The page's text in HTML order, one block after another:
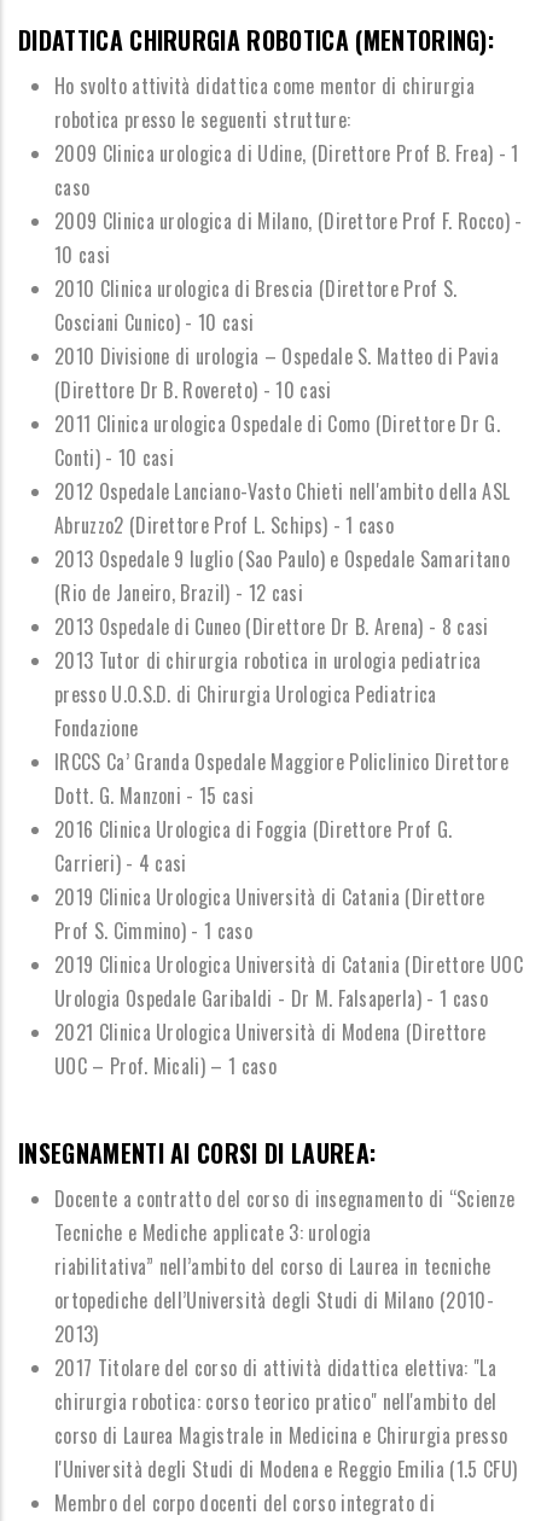
DIDATTICA CHIRURGIA ROBOTICA (MENTORING):
Ho svolto attività didattica come mentor di chirurgia
robotica presso le seguenti strutture:
2009 Clinica urologica di Udine, (Direttore Prof B. Frea) - 1
caso
2009 Clinica urologica di Milano, (Direttore Prof F. Rocco) -
10 casi
2010 Clinica urologica di Brescia (Direttore Prof S.
Cosciani Cunico) - 10 casi
2010 Divisione di urologia – Ospedale S. Matteo di Pavia
(Direttore Dr B. Rovereto) - 10 casi
2011 Clinica urologica Ospedale di Como (Direttore Dr G.
Conti) - 10 casi
2012 Ospedale Lanciano-Vasto Chieti nell'ambito della ASL
Abruzzo2 (Direttore Prof L. Schips) - 1 caso
2013 Ospedale 9 luglio (Sao Paulo) e Ospedale Samaritano
(Rio de Janeiro, Brazil) - 12 casi
2013 Ospedale di Cuneo (Direttore Dr B. Arena) - 8 casi
2013 Tutor di chirurgia robotica in urologia pediatrica
presso U.O.S.D. di Chirurgia Urologica Pediatrica
Fondazione
IRCCS Ca’Granda Ospedale Maggiore Policlinico Direttore
Dott. G. Manzoni - 15 casi
2016 Clinica Urologica di Foggia (Direttore Prof G.
Carrieri) - 4 casi
2019 Clinica Urologica Università di Catania (Direttore
Prof S. Cimmino) - 1 caso
2019 Clinica Urologica Università di Catania (Direttore UOC
Urologia Ospedale Garibaldi - Dr M. Falsaperla) - 1 caso
2021 Clinica Urologica Università di Modena (Direttore
UOC – Prof. Micali) – 1 caso
INSEGNAMENTI AI CORSI DI LAUREA:
Docente a contratto del corso di insegnamento di “Scienze
Tecniche e Mediche applicate 3: urologia
riabilitativa” nell’ambito del corso di Laurea in tecniche
ortopediche dell’Università degli Studi di Milano (2010-
2013)
2017 Titolare del corso di attività didattica elettiva: "La
chirurgia robotica: corso teorico pratico" nell'ambito del
corso di Laurea Magistrale in Medicina e Chirurgia presso
l'Università degli Studi di Modena e Reggio Emilia (1.5 CFU)
Membro del corpo docenti del corso integrato di